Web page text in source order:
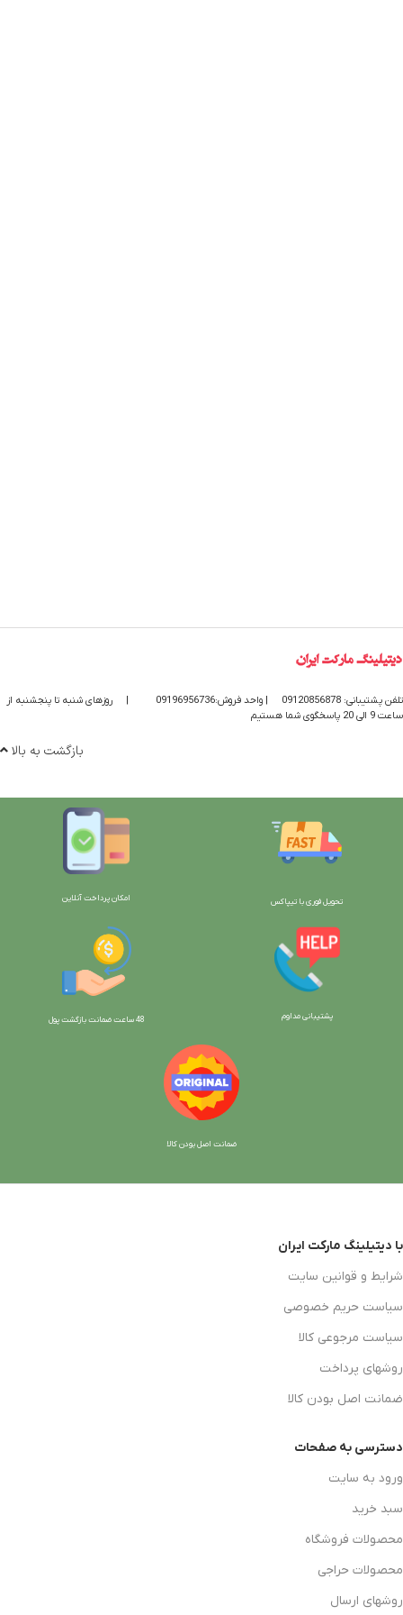
تلفن پشتیبانی: 09120856878 | واحد فروش:09196956736
روزهای شنبه تا پنجشنبه از
ساعت 9 الی 20 پاسخگوی شما هستیم
بازگشت به بالا
تحویل فوری با تیپاکس امکان پرداخت آنلاین
پشتیبانی مداوم 48 ساعت ضمانت بازگش ت پول
ضمانت اصل بودن کالا
با دیتیلینگ مارکت ایران
شرایط و قوانین سایت
سیاست حریم خصوصی
سیاست مرجوعی کالا
روشهای پرداخت
ضمانت اصل بودن کالا
دسترسی به صفحات
ورود به سایت
سبد خرید
محصولات فروشگاه
محصولات حراجی
روشهای ارسال